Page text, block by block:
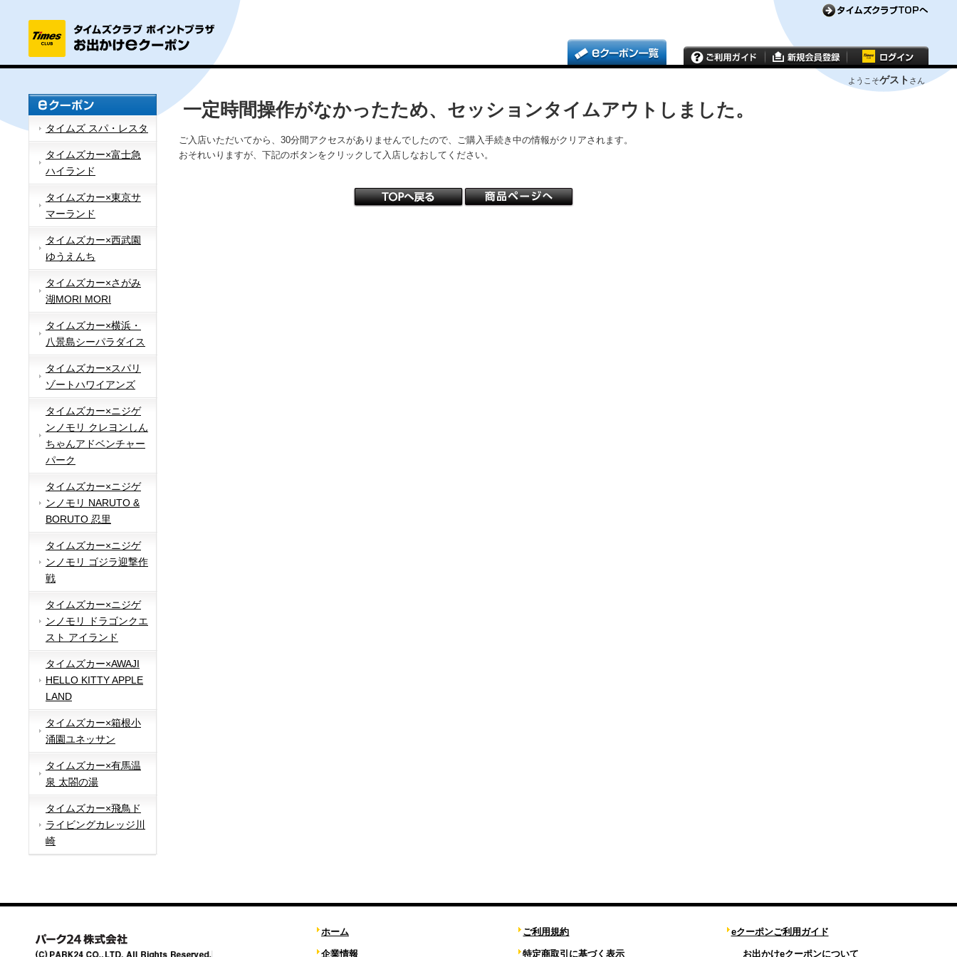
ようこそゲスト さん
タイムズ スパ・レスタ
タイムズカー×富士急
ハイランド
タイムズカー×東京サ
マーランド
タイムズカー×西武園
ゆうえんち
タイムズカー×さがみ
湖MORI MORI
タイムズカー×横浜・
八景島シーパラダイス
タイムズカー×スパリ
ゾートハワイアンズ
タイムズカー×ニジゲ
ンノモリ クレヨンしん
ちゃんアドベンチャー
パーク
タイムズカー×ニジゲ
ンノモリ NARUTO &
BORUTO 忍里
タイムズカー×ニジゲ
ンノモリ ゴジラ迎撃作
戦
タイムズカー×ニジゲ
ンノモリ ドラゴンクエ
スト アイランド
タイムズカー×AWAJI
HELLO KITTY APPLE
LAND
タイムズカー×箱根小
涌園ユネッサン
タイムズカー×有馬温
泉 太閤の湯
タイムズカー×飛鳥ド
ライビングカレッジ川
崎
一定時間操作がなかったため、セッションタイムアウトしました。
ご入店いただいてから、30分間アクセスがありませんでしたので、ご購入手続き中の情報がクリアされます。
おそれいりますが、下記のボタンをクリックして入店しなおしてください。
ホーム
企業情報
ご利用規約
特定商取引に基づく表示
eクーポンご利用ガイド
お出かけeクーポンについて